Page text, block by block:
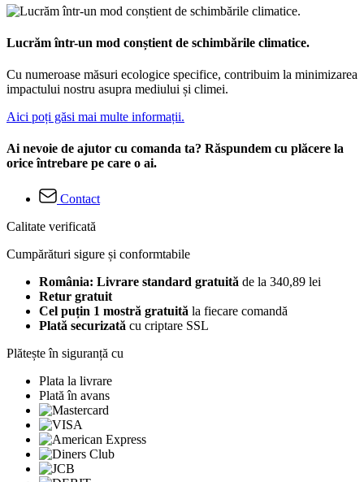
Lucrăm într-un mod conștient de schimbările climatice.
Cu numeroase măsuri ecologice specifice, contribuim la minimizarea
impactului nostru asupra mediului și climei.
Aici poți găsi mai multe informații.
Ai nevoie de ajutor cu comanda ta? Răspundem cu plăcere la
orice întrebare pe care o ai.
Contact
Calitate verificată
Cumpărături sigure și conformtabile
România: Livrare standard gratuită de la 340,89 lei
Retur gratuit
Cel puțin 1 mostră gratuită la fiecare comandă
Plată securizată cu criptare SSL
Plătește în siguranță cu
Plata la livrare
Plată în avans